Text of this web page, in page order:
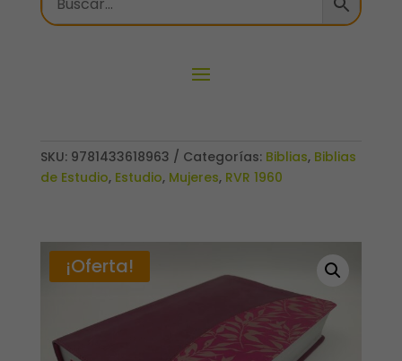
SKU: 9781433618963 Categorías: Biblias, Biblias
de Estudio, Estudio, Mujeres, RVR 1960
¡Oferta!